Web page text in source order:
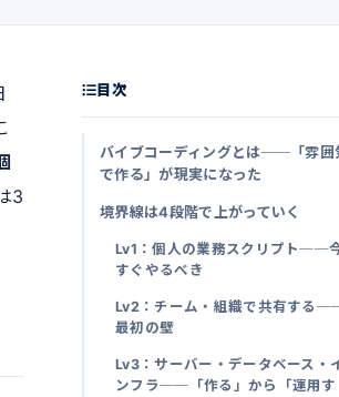
3
目次
バイブコーディングとは──「雰囲
で作る」が現実になった
境界線は4段階で上がっていく
Lv1：個人の業務スクリプト──
すぐやるべき
Lv2：チーム・組織で共有する
最初の壁
Lv3：サーバー・データベース・
ンフラ──「作る」から「運用す